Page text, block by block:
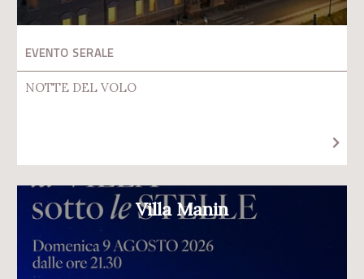
EVENTO SERALE
NOTTE DEL VOLO
Villa Manin